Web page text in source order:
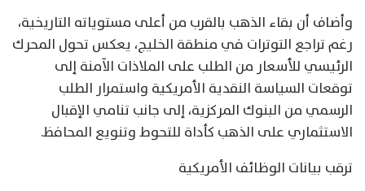
وأضاف أن بقاء الذهب بالقرب من أعلى مستوياته التاريخية،
رغم تراجع التوترات في منطقة الخليج، يعكس تحول المحرك
الرئيسي للأسعار من الطلب على الملاذات الآمنة إلى
توقعات السياسة النقدية الأمريكية واستمرار الطلب
الرسمي من البنوك المركزية، إلى جانب تنامي الإقبال
الاستثماري على الذهب كأداة للتحوط وتنويع المحافظ.
ترقب بيانات الوظائف الأمريكية